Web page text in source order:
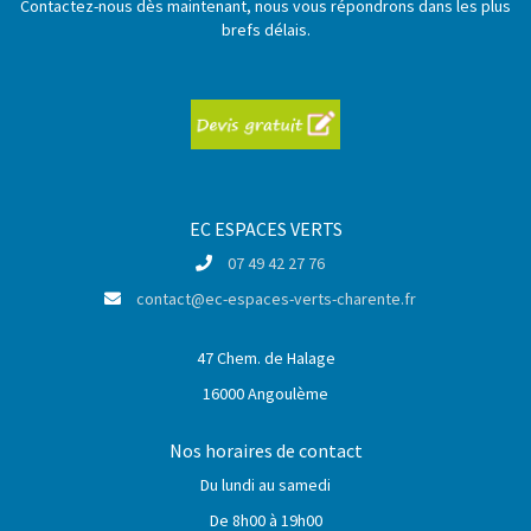
Contactez-nous dès maintenant, nous vous répondrons dans les plus
brefs délais.
EC ESPACES VERTS
07 49 42 27 76
contact@ec-espaces-verts-charente.fr
47 Chem. de Halage
16000 Angoulème
Nos horaires de contact
Du lundi au samedi
De 8h00 à 19h00